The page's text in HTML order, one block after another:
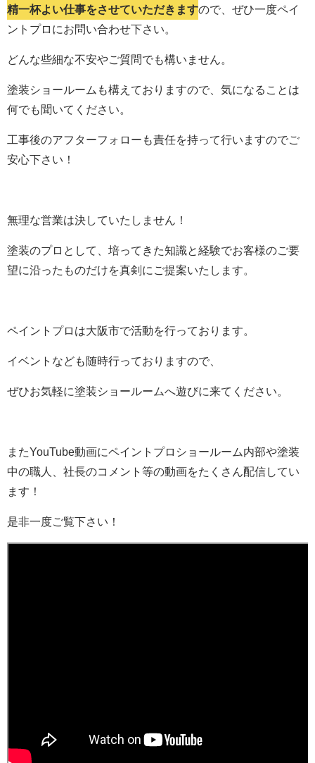
精一杯よい仕事をさせていただきますので、ぜひ一度ペイ
ントプロにお問い合わせ下さい。
どんな些細な不安やご質問でも構いません。
塗装ショールームも構えておりますので、気になることは
何でも聞いてください。
工事後のアフターフォローも責任を持って行いますのでご
安心下さい！
無理な営業は決していたしません！
塗装のプロとして、培ってきた知識と経験でお客様のご要
望に沿ったものだけを真剣にご提案いたします。
ペイントプロは大阪市で活動を行っております。
イベントなども随時行っておりますので、
ぜひお気軽に塗装ショールームへ遊びに来てください。
またYouTube動画にペイントプロショールーム内部や塗装
中の職人、社長のコメント等の動画をたくさん配信してい
ます！
是非一度ご覧下さい！